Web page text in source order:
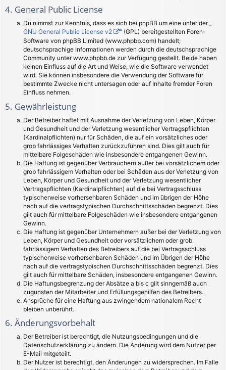
4. General Public License
Du nimmst zur Kenntnis, dass es sich bei phpBB um eine unter der „
GNU General Public License v2
“ (GPL) bereitgestellten Foren-
Software von phpBB Limited (www.phpbb.com) handelt;
deutschsprachige Informationen werden durch die deutschsprachige
Community unter www.phpbb.de zur Verfügung gestellt. Beide haben
keinen Einfluss auf die Art und Weise, wie die Software verwendet
wird. Sie können insbesondere die Verwendung der Software für
bestimmte Zwecke nicht untersagen oder auf Inhalte fremder Foren
Einfluss nehmen.
5. Gewährleistung
Der Betreiber haftet mit Ausnahme der Verletzung von Leben, Körper
und Gesundheit und der Verletzung wesentlicher Vertragspflichten
(Kardinalpflichten) nur für Schäden, die auf ein vorsätzliches oder
grob fahrlässiges Verhalten zurückzuführen sind. Dies gilt auch für
mittelbare Folgeschäden wie insbesondere entgangenen Gewinn.
Die Haftung ist gegenüber Verbrauchern außer bei vorsätzlichem oder
grob fahrlässigem Verhalten oder bei Schäden aus der Verletzung von
Leben, Körper und Gesundheit und der Verletzung wesentlicher
Vertragspflichten (Kardinalpflichten) auf die bei Vertragsschluss
typischerweise vorhersehbaren Schäden und im übrigen der Höhe
nach auf die vertragstypischen Durchschnittsschäden begrenzt. Dies
gilt auch für mittelbare Folgeschäden wie insbesondere entgangenen
Gewinn.
Die Haftung ist gegenüber Unternehmern außer bei der Verletzung von
Leben, Körper und Gesundheit oder vorsätzlichem oder grob
fahrlässigem Verhalten des Betreibers auf die bei Vertragsschluss
typischerweise vorhersehbaren Schäden und im Übrigen der Höhe
nach auf die vertragstypischen Durchschnittsschäden begrenzt. Dies
gilt auch für mittelbare Schäden, insbesondere entgangenen Gewinn.
Die Haftungsbegrenzung der Absätze a bis c gilt sinngemäß auch
zugunsten der Mitarbeiter und Erfüllungsgehilfen des Betreibers.
Ansprüche für eine Haftung aus zwingendem nationalem Recht
bleiben unberührt.
6. Änderungsvorbehalt
Der Betreiber ist berechtigt, die Nutzungsbedingungen und die
Datenschutzerklärung zu ändern. Die Änderung wird dem Nutzer per
E-Mail mitgeteilt.
Der Nutzer ist berechtigt, den Änderungen zu widersprechen. Im Falle